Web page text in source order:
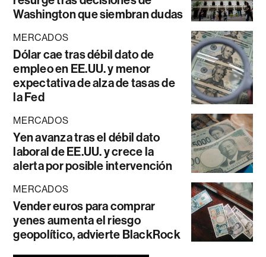
Washington que siembran dudas
MERCADOS
Dólar cae tras débil dato de
empleo en EE.UU. y menor
expectativa de alza de tasas de
la Fed
MERCADOS
Yen avanza tras el débil dato
laboral de EE.UU. y crece la
alerta por posible intervención
MERCADOS
Vender euros para comprar
yenes aumenta el riesgo
geopolítico, advierte BlackRock